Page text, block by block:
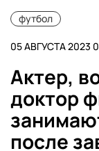
футбол
05 АВГУСТА 2023
Актер,
доктор
после